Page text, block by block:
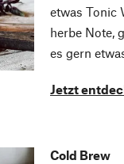
etwas Tonic
herbe Note,
es gern
Jetzt
Cold Brew